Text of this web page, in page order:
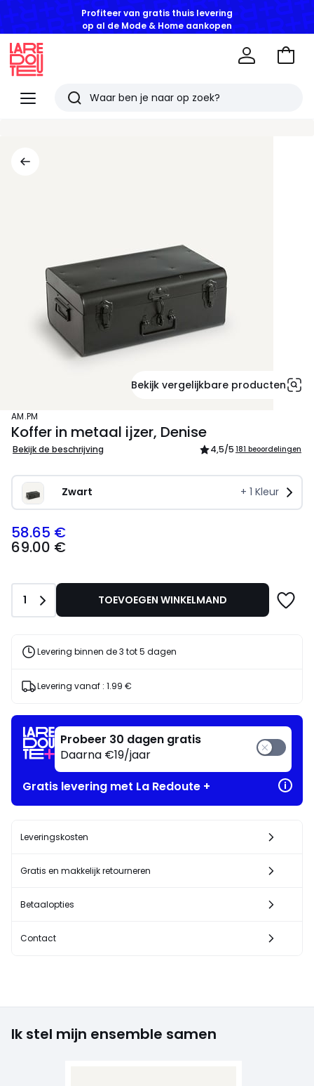
Profiteer van gratis thuis levering
op al de Mode & Home aankopen
Menu
Redoute
Zoeken
Naar
Bekijk vergelijkbare producten
AM.PM
Koffer in metaal ijzer, Denise
Bekijk de beschrijving 4,5/5 181 beoordelingen
Zwart + 1 Kleur
69.00
€
voor
ons
om
daarvan
betalen
58.65
58.65 €
69.00 €
Aantal
1 TOEVOEGEN WINKELMAND
Levering binnen de 3 tot 5 dagen
Levering vanaf : 1.99 €
Probeer 30 dagen gratis
Daarna €19/jaar
Gratis levering met La Redoute +
Leveringskosten
Gratis en makkelijk retourneren
Betaalopties
Contact
Ik stel mijn ensemble samen